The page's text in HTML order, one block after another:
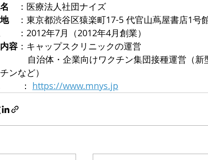
：医療法人社団ナイズ
：東京都渋谷区猿楽町17-5 代官山蔦屋書店1号
：2012年7月（2012年4月創業）
容 ：キャップスクリニックの運営
体・企業向けワクチン集団接種運営（新型
ンなど）
  　   ：
https://www.mnys.jp